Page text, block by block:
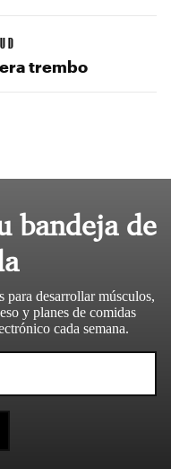
trembo
bandeja de
para desarrollar músculos,
y planes de comidas
cada semana.